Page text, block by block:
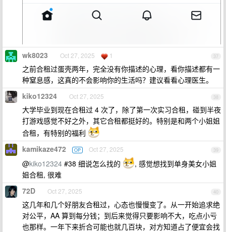
37
wk8023 Oct 27, 2025 1
之前合租过蛋壳两年，完全没有你描述的心理，看你描述都有一
种窒息感，这真的不会影响你的生活吗？建议看看心理医生。
38
kiko12324 Oct 27, 2025
大学毕业到现在合租过 4 次了，除了第一次实习合租，碰到半夜
打游戏感觉不好之外，其它合租都挺好的。特别是和两个小姐姐
合租，有特别的福利
39
kamikaze472 OP Oct 27, 2025
@kiko12324 #38 细说怎么找的
, 感觉想找到单身美女小姐
姐合租, 很难
40
72D Oct 27, 2025
这几年和几个好朋友合租过，心态也慢慢变了。从一开始追求绝
对公平，AA 算到每分钱；到后来觉得只要影响不大，吃点小亏
也那样。一年下来折合可能也就几百块，对方知道占了便宜会找